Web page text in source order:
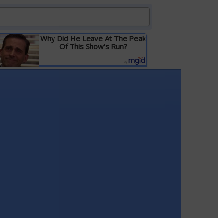
Why Did He Leave At The Peak
Of This Show's Run?
Детальніше